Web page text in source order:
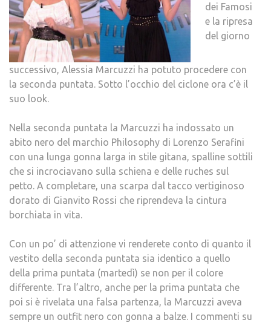
dei Famosi
e la ripresa
del giorno
successivo, Alessia Marcuzzi ha potuto procedere con
la seconda puntata. Sotto l’occhio del ciclone ora c’è il
suo look.
Nella seconda puntata la Marcuzzi ha indossato un
abito nero del marchio Philosophy di Lorenzo Serafini
con una lunga gonna larga in stile gitana, spalline sottili
che si incrociavano sulla schiena e delle ruches sul
petto. A completare, una scarpa dal tacco vertiginoso
dorato di Gianvito Rossi che riprendeva la cintura
borchiata in vita.
Con un po’ di attenzione vi renderete conto di quanto il
vestito della seconda puntata sia identico a quello
della prima puntata (martedì) se non per il colore
differente. Tra l’altro, anche per la prima puntata che
poi si è rivelata una falsa partenza, la Marcuzzi aveva
sempre un outfit nero con gonna a balze. I commenti su